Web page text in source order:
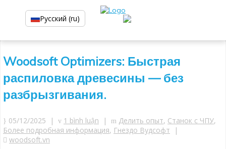
Woodsoft Optimizers: Быстрая
распиловка древесины — без
разбрызгивания.
05/12/2025 | 1 bình luận | Делить опыт, Станок с ЧПУ,
Более подробная информация, Гнездо Вудсофт |
woodsoft.vn
Русский (ru)